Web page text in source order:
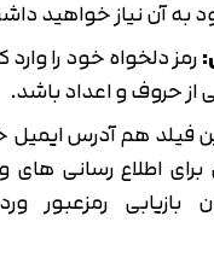
به آن نیاز خواهید
:رمز دلخواه خود را
از حروف و اعداد باشد.
فیلد هم آدرس ایمیل
برای اطلاع‌ رسانی
بازیابی رمز‌عبور